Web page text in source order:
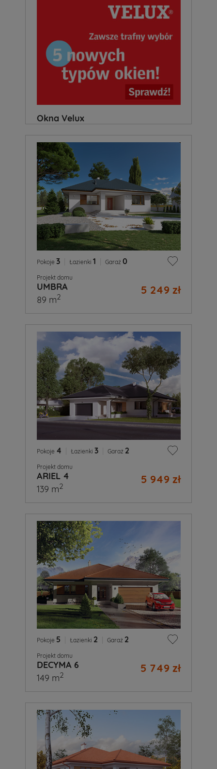
Okna Velux
Pokoje 3 Łazienki 1 Garaż 0
Projekt domu
UMBRA 5 249 zł
89 m2
Pokoje 4 Łazienki 3 Garaż 2
Projekt domu
ARIEL 4 5 949 zł
139 m2
Pokoje 5 Łazienki 2 Garaż 2
Projekt domu
DECYMA 6 5 749 zł
149 m2